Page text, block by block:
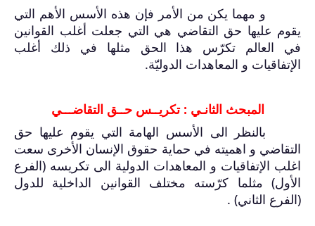
و مهما يكن من الأمر فإن هذه الأسس الأهم التي
يقوم عليها حق التقاضي هي التي جعلت أغلب القوانين
في العالم تكرّس هذا الحق مثلها في ذلك أغلب
الإتفاقيات و المعاهدات الدوليّة.
المبحث الثانـي : تكريــس حــق التقاضـــي
بالنظر الى الأسس الهامة التي يقوم عليها حق
التقاضي و اهميته في حماية حقوق الإنسان الأخرى سعت
اغلب الإتفاقيات و المعاهدات الدولية الى تكريسه (الفرع
الأول) مثلما كرّسته مختلف القوانين الداخلية للدول
(الفرع الثاني) .